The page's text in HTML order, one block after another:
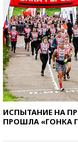
ИСПЫТАНИЕ НА
ПРОШЛА «ГОНКА